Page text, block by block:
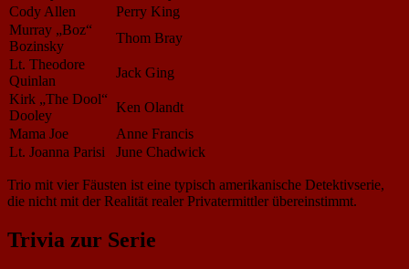
Cody Allen
Perry King
Murray „Boz“
Bozinsky
Thom Bray
Lt. Theodore
Quinlan
Jack Ging
Kirk „The Dool“
Dooley
Ken Olandt
Mama Joe
Anne Francis
Lt. Joanna Parisi
June Chadwick
Trio mit vier Fäusten ist eine typisch amerikanische Detektivserie,
die nicht mit der Realität realer Privatermittler übereinstimmt.
Trivia zur Serie